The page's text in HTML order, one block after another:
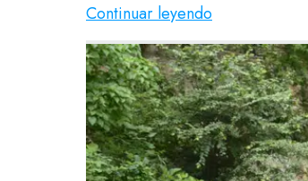
Continuar leyendo